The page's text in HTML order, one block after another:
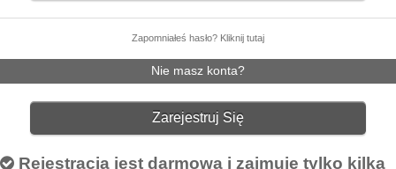
Zapomniałeś hasło? Kliknij tutaj
Nie masz konta?
Zarejestruj Się
Rejestracja jest darmowa i zajmuje tylko kilka